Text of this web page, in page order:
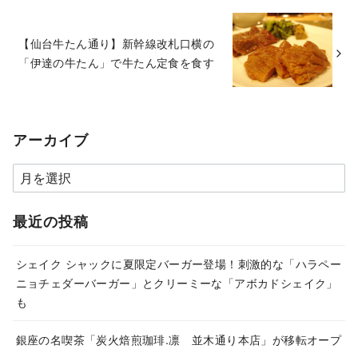
【仙台牛たん通り】新幹線改札口横の
「伊達の牛たん」で牛たん定食を食す
アーカイブ
ア
ー
カ
ブ
最近の投稿
シェイク シャックに夏限定バーガー登場！刺激的な「ハラペー
ニョチェダーバーガー」とクリーミーな「アボカドシェイク」
も
銀座の名喫茶「炭火焙煎珈琲.凛 並木通り本店」が移転オープ